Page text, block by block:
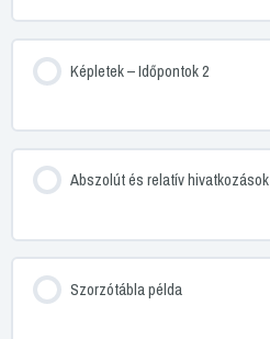
Képletek – Időpontok 2
Abszolút és relatív hivatkozások
Szorzótábla példa